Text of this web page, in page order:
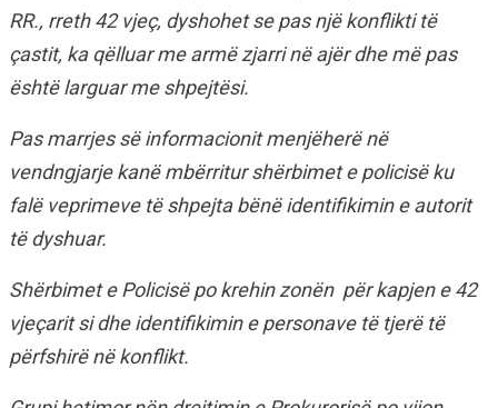
RR., rreth 42 vjeç, dyshohet se pas një konflikti të
çastit, ka qëlluar me armë zjarri në ajër dhe më pas
është larguar me shpejtësi.
Pas marrjes së informacionit menjëherë në
vendngjarje kanë mbërritur shërbimet e policisë ku
falë veprimeve të shpejta bënë identifikimin e autorit
të dyshuar.
Shërbimet e Policisë po krehin zonën për kapjen e 42
vjeçarit si dhe identifikimin e personave të tjerë të
përfshirë në konflikt.